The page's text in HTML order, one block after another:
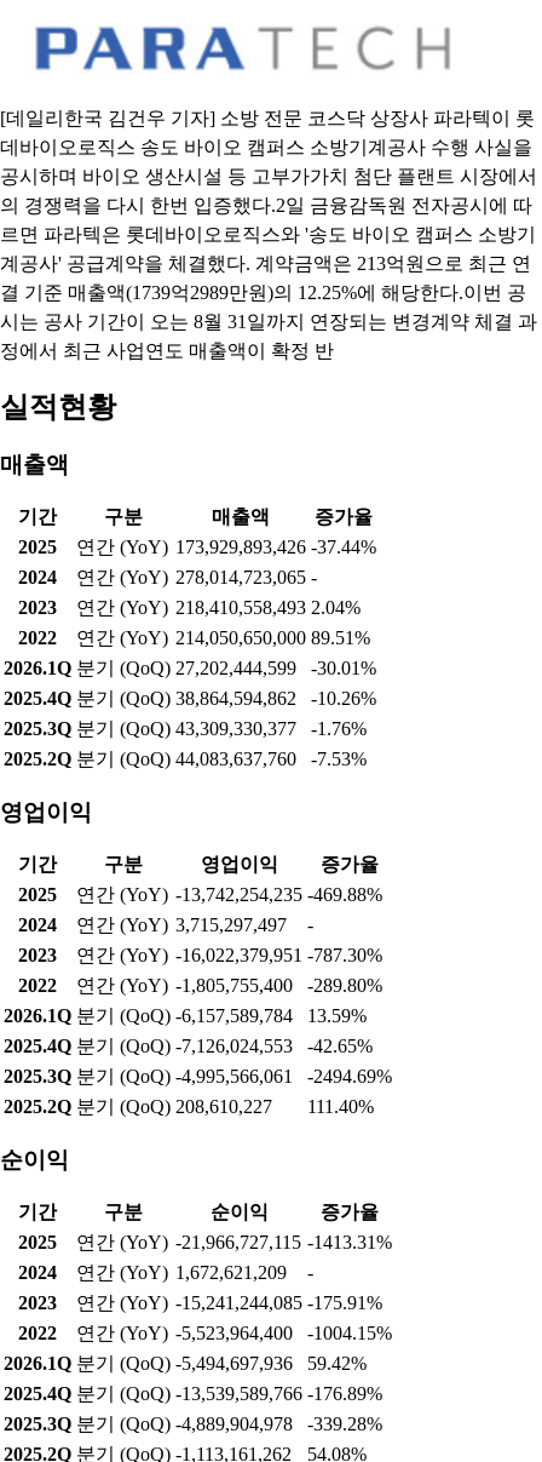
[데일리한국 김건우 기자] 소방 전문 코스닥 상장사 파라텍이 롯
데바이오로직스 송도 바이오 캠퍼스 소방기계공사 수행 사실을
공시하며 바이오 생산시설 등 고부가가치 첨단 플랜트 시장에서
의 경쟁력을 다시 한번 입증했다.2일 금융감독원 전자공시에 따
르면 파라텍은 롯데바이오로직스와 '송도 바이오 캠퍼스 소방기
계공사' 공급계약을 체결했다. 계약금액은 213억원으로 최근 연
결 기준 매출액(1739억2989만원)의 12.25%에 해당한다.이번 공
시는 공사 기간이 오는 8월 31일까지 연장되는 변경계약 체결 과
정에서 최근 사업연도 매출액이 확정 반
실적현황
매출액
기간 구분 매출액
증가율
2025
연간 (YoY) 173,929,893,426 -37.44%
2024
연간 (YoY) 278,014,723,065 -
2023
연간 (YoY) 218,410,558,493 2.04%
2022
연간 (YoY) 214,050,650,000 89.51%
2026.1Q 분기 (QoQ) 27,202,444,599
-30.01%
2025.4Q 분기 (QoQ) 38,864,594,862
-10.26%
2025.3Q 분기 (QoQ) 43,309,330,377
-1.76%
2025.2Q 분기 (QoQ) 44,083,637,760 -7.53%
영업이익
기간 구분 영업이익
증가율
2025
연간 (YoY) -13,742,254,235 -469.88%
2024
연간 (YoY) 3,715,297,497
-
2023
연간 (YoY) -16,022,379,951 -787.30%
2022
연간 (YoY) -1,805,755,400
-289.80%
2026.1Q 분기 (QoQ) -6,157,589,784
13.59%
2025.4Q 분기 (QoQ) -7,126,024,553
-42.65%
2025.3Q 분기 (QoQ) -4,995,566,061
-2494.69%
2025.2Q 분기 (QoQ) 208,610,227 111.40%
순이익
기간 구분 순이익
증가율
2025
연간 (YoY) -21,966,727,115 -1413.31%
2024
연간 (YoY) 1,672,621,209
-
2023
연간 (YoY) -15,241,244,085 -175.91%
2022
연간 (YoY) -5,523,964,400
-1004.15%
2026.1Q 분기 (QoQ) -5,494,697,936
59.42%
2025.4Q 분기 (QoQ) -13,539,589,766 -176.89%
2025.3Q 분기 (QoQ) -4,889,904,978
-339.28%
2025.2Q 분기 (QoQ) -1,113,161,262 54.08%